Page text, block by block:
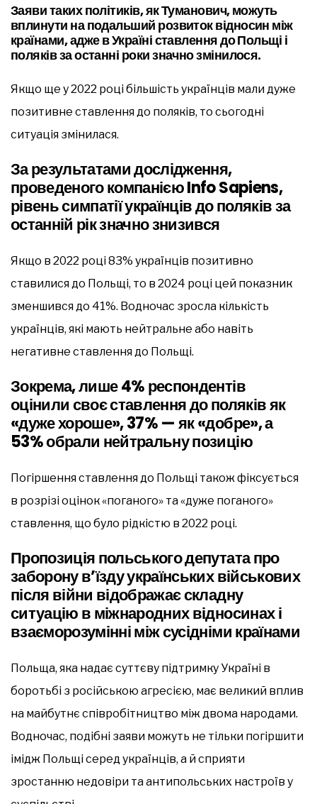
Заяви таких політиків, як Туманович, можуть
вплинути на подальший розвиток відносин між
країнами, адже в Україні ставлення до Польщі і
поляків за останні роки значно змінилося.
Якщо ще у 2022 році більшість українців мали дуже
позитивне ставлення до поляків, то сьогодні
ситуація змінилася.
За результатами дослідження,
проведеного компанією Info Sapiens,
рівень симпатії українців до поляків за
останній рік значно знизився
Якщо в 2022 році 83% українців позитивно
ставилися до Польщі, то в 2024 році цей показник
зменшився до 41%. Водночас зросла кількість
українців, які мають нейтральне або навіть
негативне ставлення до Польщі.
Зокрема, лише 4% респондентів
оцінили своє ставлення до поляків як
«дуже хороше», 37% — як «добре», а
53% обрали нейтральну позицію
Погіршення ставлення до Польщі також фіксується
в розрізі оцінок «поганого» та «дуже поганого»
ставлення, що було рідкістю в 2022 році.
Пропозиція польського депутата про
заборону в’їзду українських військових
після війни відображає складну
ситуацію в міжнародних відносинах і
взаєморозумінні між сусідніми країнами
Польща, яка надає суттєву підтримку Україні в
боротьбі з російською агресією, має великий вплив
на майбутнє співробітництво між двома народами.
Водночас, подібні заяви можуть не тільки погіршити
імідж Польщі серед українців, а й сприяти
зростанню недовіри та антипольських настроїв у